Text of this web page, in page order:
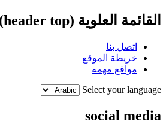
القائمة العلوية (header top)
اتصل بنا
خريطة الموقع
مواقع مهمه
Select your language
social media